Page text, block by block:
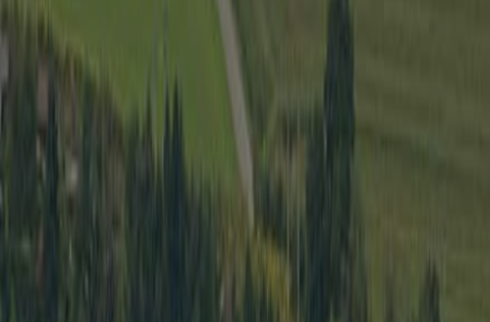
Wirtschaft